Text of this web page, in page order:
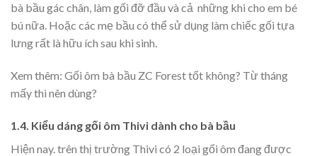
bà bầu gác chân, làm gối đỡ đầu và cả những khi cho em bé
bú nữa. Hoặc các mẹ bầu có thể sử dụng làm chiếc gối tựa
lưng rất là hữu ích sau khi sinh.
Xem thêm: Gối ôm bà bầu ZC Forest tốt không? Từ tháng
mấy thì nên dùng?
1.4. Kiểu dáng gối ôm Thivi dành cho bà bầu
Hiện nay. trên thị trường Thivi có 2 loại gối ôm đang được